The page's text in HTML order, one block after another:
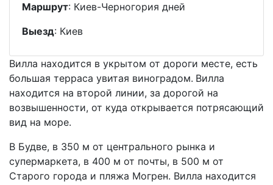
Маршрут: Киев-Черногория дней
Выезд: Киев
Вилла находится в укрытом от дороги месте, есть
большая терраса увитая виноградом. Вилла
находится на второй линии, за дорогой на
возвышенности, от куда открывается потрясающий
вид на море.
В Будве, в 350 м от центрального рынка и
супермаркета, в 400 м от почты, в 500 м от
Старого города и пляжа Могрен. Вилла находится